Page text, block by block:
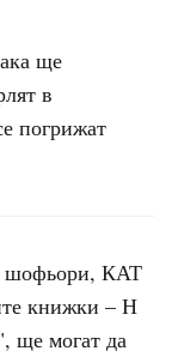
ще
в
погрижат
шофьори, КАТ
книжки – Н
ще могат да